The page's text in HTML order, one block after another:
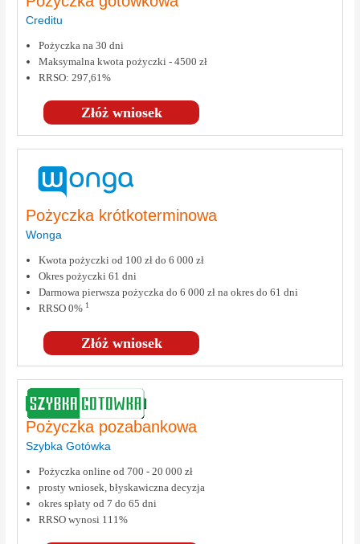
Creditu
Złóż wniosek
Pożyczka na 30 dni
Maksymalna kwota pożyczki - 4500 zł
RRSO: 297,61%
Pożyczka krótkoterminowa
Wonga
Złóż wniosek
Kwota pożyczki od 100 zł do 6 000 zł
Okres pożyczki 61 dni
Darmowa pierwsza pożyczka do 6 000 zł na okres do 61 dni
RRSO 0% 1
Pożyczka pozabankowa
Szybka Gotówka
Pożyczka online od 700 - 20 000 zł
prosty wniosek, błyskawiczna decyzja
okres spłaty od 7 do 65 dni
RRSO wynosi 111%